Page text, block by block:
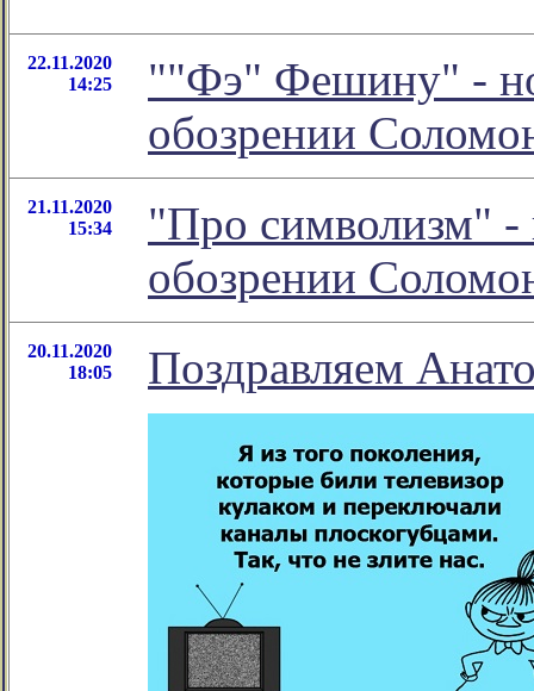
22.11.2020
14:25
""Фэ" Фешину" -
обозрении
21.11.2020
15:34
"Про символизм" -
обозрении
20.11.2020
18:05
Поздравляем